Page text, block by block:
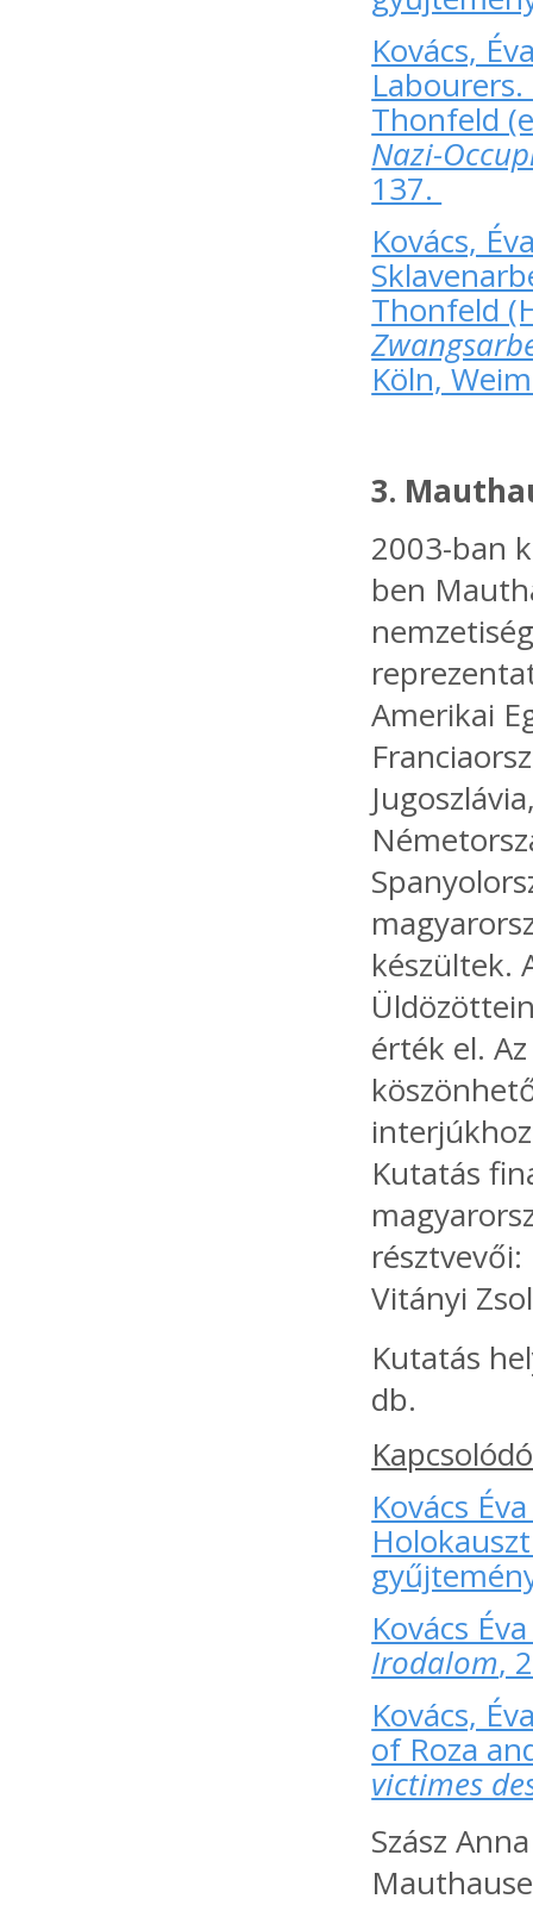
Kovács,
Thonfeld
Nazi-
137.
Kovács,
Thonfeld
Köln,
3.
2003-ban
ben
Amerikai
készültek.
érték el.
Kutatás
résztvevői:
Vitányi
Kutatás
db.
Kovács
Kovács
Irodalom,
Kovács,
of Roza
victimes
Szász